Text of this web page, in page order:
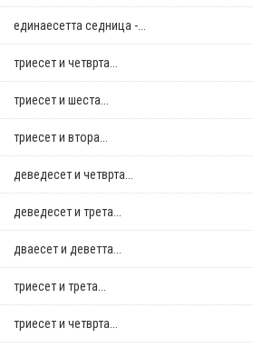
единаесетта седница -...
триесет и четврта...
триесет и шеста...
триесет и втора...
деведесет и четврта...
деведесет и трета...
дваесет и деветта...
триесет и трета...
триесет и четврта...